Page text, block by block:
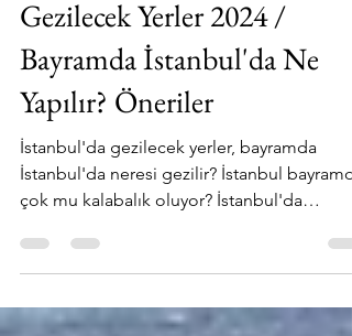
Bayramda İstanbul'da
Gezilecek Yerler 2024 /
Bayramda İstanbul'da Ne
Yapılır? Öneriler
İstanbul'da gezilecek yerler, bayramda
çok mu kalabalık oluyor? İstanbul'da
bayramda...